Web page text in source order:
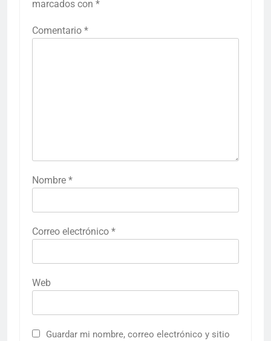
marcados con *
Comentario *
Nombre *
Correo electrónico *
Web
Guardar mi nombre, correo electrónico y sitio